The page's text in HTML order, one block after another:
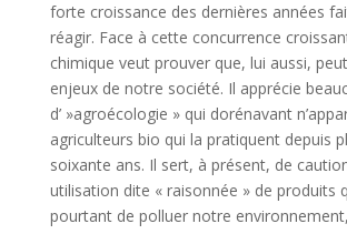
forte croissance des dernières années
réagir. Face à cette concurrence
chimique veut prouver que, lui aussi,
enjeux de notre société. Il apprécie
d’ »agroécologie » qui dorénavant
agriculteurs bio qui la pratiquent depuis
soixante ans. Il sert, à présent, de
utilisation dite « raisonnée » de produits
pourtant de polluer notre